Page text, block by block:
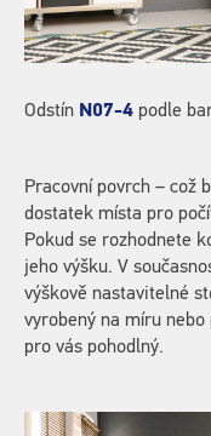
Odstín N07-4 podle
Pracovní povrch – což
dostatek místa pro
Pokud se rozhodnete
jeho výšku. V
výškově nastavitelné
vyrobený na míru
pro vás pohodlný.